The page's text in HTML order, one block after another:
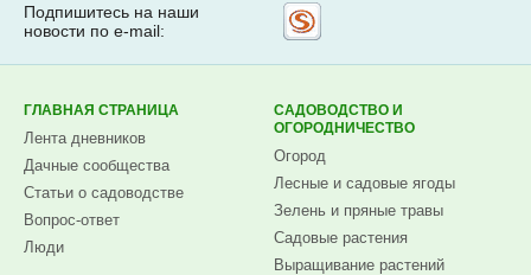
Подпишитесь на наши
новости по e-mail:
ГЛАВНАЯ СТРАНИЦА
Лента дневников
Дачные сообщества
Статьи о садоводстве
Вопрос-ответ
Люди
САДОВОДСТВО И
ОГОРОДНИЧЕСТВО
Огород
Лесные и садовые ягоды
Зелень и пряные травы
Садовые растения
Выращивание растений